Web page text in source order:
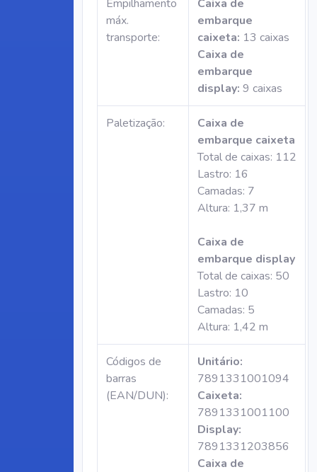
Empilhamento
máx.
transporte:
Caixa de
embarque
caixeta: 13 caixas
Caixa de
embarque
display: 9 caixas
Paletização:
Caixa de
embarque caixeta
Total de caixas: 112
Lastro: 16
Camadas: 7
Altura: 1,37 m
Caixa de
embarque display
Total de caixas: 50
Lastro: 10
Camadas: 5
Altura: 1,42 m
Códigos de
barras
(EAN/DUN):
Unitário:
7891331001094
Caixeta:
7891331001100
Display:
7891331203856
Caixa de